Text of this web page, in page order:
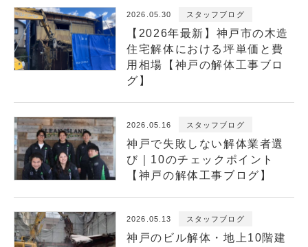
2026.05.30 スタッフブログ
【2026年最新】神戸市の木造
住宅解体における坪単価と費
用相場【神戸の解体工事ブロ
グ】
2026.05.16 スタッフブログ
神戸で失敗しない解体業者選
び｜10のチェックポイント
【神戸の解体工事ブログ】
2026.05.13 スタッフブログ
神戸のビル解体・地上10階建